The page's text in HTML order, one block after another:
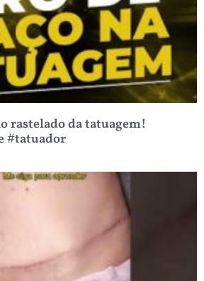
rastelado da tatuagem!
#tatuador